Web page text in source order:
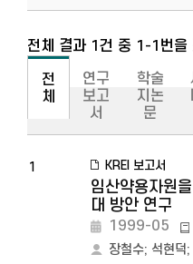
전체 결과 1건 중 1-1번을
전
체
연구
보고
서
학술
지논
문
1 KREI 보고서
임산약용자원
대 방안 연구
1999-05
장철수; 석현덕;